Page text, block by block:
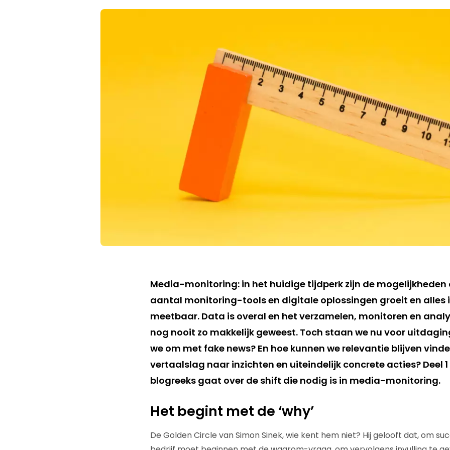
Media-monitoring: in het huidige tijdperk zijn de mogelijkheden
aantal monitoring-tools en digitale oplossingen groeit en alles
meetbaar. Data is overal en het verzamelen, monitoren en
nog nooit zo makkelijk geweest. Toch staan we nu voor
we om met fake news? En hoe kunnen we relevantie blijven
vertaalslag naar inzichten en uiteindelijk concrete acties? Deel 1
blogreeks gaat over de shift die nodig is in media-monitoring.
Het begint met de ‘why’
De Golden Circle van Simon Sinek, wie kent hem niet? Hij gelooft dat, om